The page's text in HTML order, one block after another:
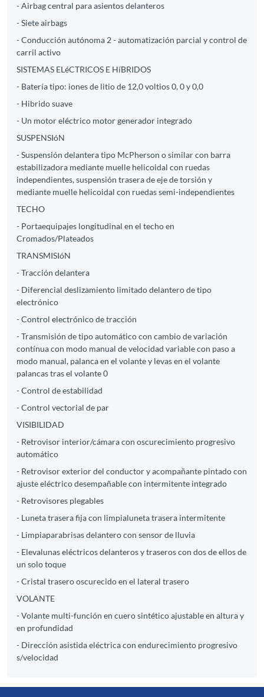
- Airbag central para asientos delanteros
- Siete airbags
- Conducción autónoma 2 - automatización parcial y control de
carril activo
SISTEMAS ELéCTRICOS E HíBRIDOS
- Batería tipo: iones de litio de 12,0 voltios 0, 0 y 0,0
- Hibrido suave
- Un motor eléctrico motor generador integrado
SUSPENSIóN
- Suspensión delantera tipo McPherson o similar con barra
estabilizadora mediante muelle helicoidal con ruedas
independientes, suspensión trasera de eje de torsión y
mediante muelle helicoidal con ruedas semi-independientes
TECHO
- Portaequipajes longitudinal en el techo en
Cromados/Plateados
TRANSMISIóN
- Tracción delantera
- Diferencial deslizamiento limitado delantero de tipo
electrónico
- Control electrónico de tracción
- Transmisión de tipo automático con cambio de variación
contínua con modo manual de velocidad variable con paso a
modo manual, palanca en el volante y levas en el volante
palancas tras el volante 0
- Control de estabilidad
- Control vectorial de par
VISIBILIDAD
- Retrovisor interior/cámara con oscurecimiento progresivo
automático
- Retrovisor exterior del conductor y acompañante pintado con
ajuste eléctrico desempañable con intermitente integrado
- Retrovisores plegables
- Luneta trasera fija con limpialuneta trasera intermitente
- Limpiaparabrisas delantero con sensor de lluvia
- Elevalunas eléctricos delanteros y traseros con dos de ellos de
un solo toque
- Cristal trasero oscurecido en el lateral trasero
VOLANTE
- Volante multi-función en cuero sintético ajustable en altura y
en profundidad
- Dirección asistida eléctrica con endurecimiento progresivo
s/velocidad